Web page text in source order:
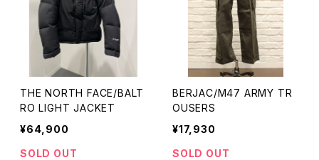
THE NORTH FACE/BALT
RO LIGHT JACKET
¥64,900
SOLD OUT
BERJAC/M47 ARMY TR
OUSERS
¥17,930
SOLD OUT